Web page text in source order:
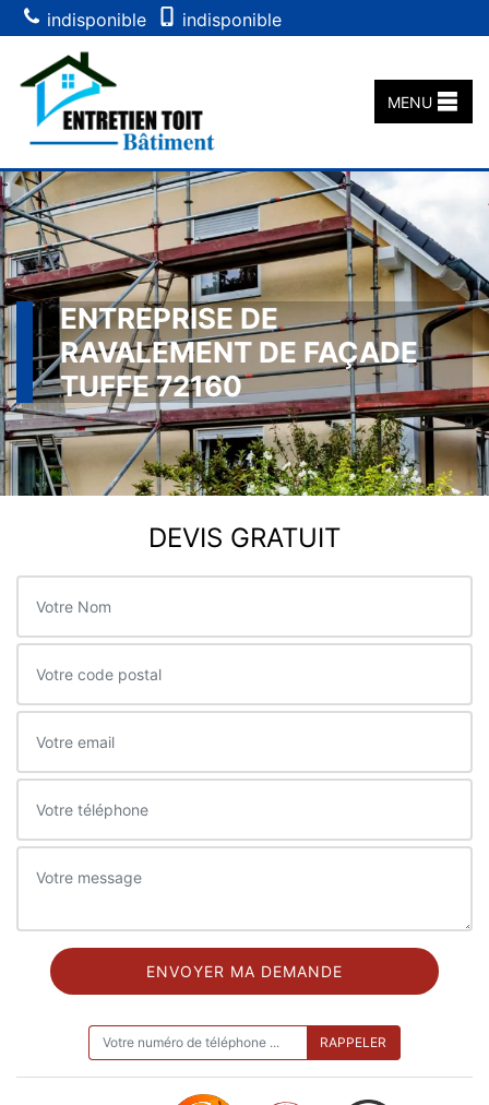
indisponible indisponible
MENU
ENTREPRISE DE
RAVALEMENT DE FAÇADE
TUFFE 72160
DEVIS GRATUIT